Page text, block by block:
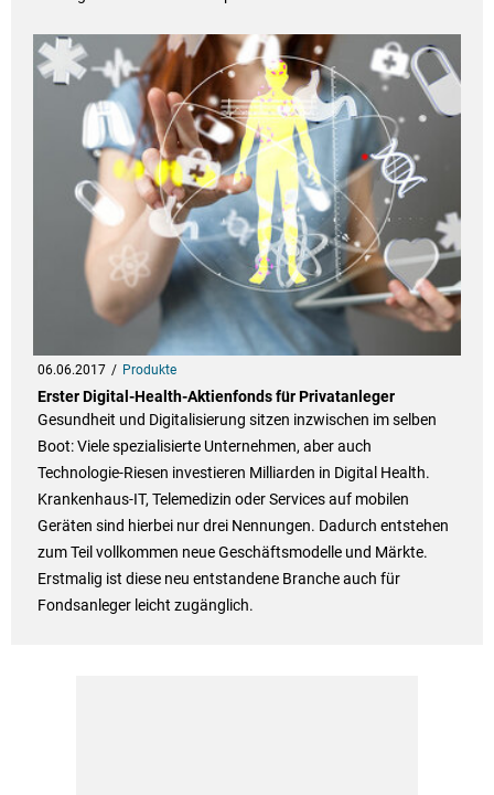
06.06.2017 Produkte
Erster Digital-Health-Aktienfonds für Privatanleger
Gesundheit und Digitalisierung sitzen inzwischen im selben
Boot: Viele spezialisierte Unternehmen, aber auch
Technologie-Riesen investieren Milliarden in Digital Health.
Krankenhaus-IT, Telemedizin oder Services auf mobilen
Geräten sind hierbei nur drei Nennungen. Dadurch entstehen
zum Teil vollkommen neue Geschäftsmodelle und Märkte.
Erstmalig ist diese neu entstandene Branche auch für
Fondsanleger leicht zugänglich.